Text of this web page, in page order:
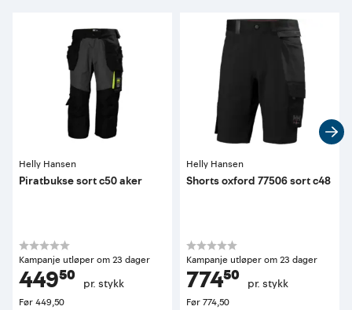
Helly Hansen
Piratbukse sort c50 aker
Kampanje utløper om 23 dager
449⁵⁰ pr. stykk
Før449,50
Helly Hansen
Shorts oxford 77506 sort c48
Kampanje utløper om 23 dager
774⁵⁰ pr. stykk
Før774,50